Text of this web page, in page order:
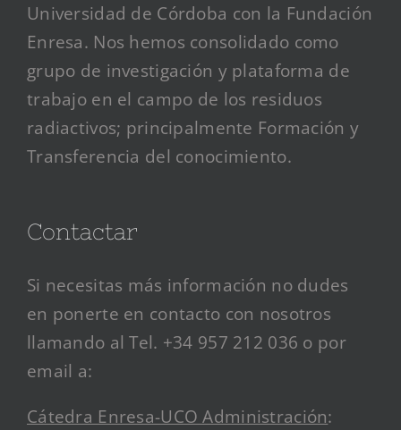
Universidad de Córdoba con la Fundación
Enresa. Nos hemos consolidado como
grupo de investigación y plataforma de
trabajo en el campo de los residuos
radiactivos; principalmente Formación y
Transferencia del conocimiento.
Contactar
Si necesitas más información no dudes
en ponerte en contacto con nosotros
llamando al Tel. +34 957 212 036 o por
email a:
Cátedra Enresa-UCO Administración: